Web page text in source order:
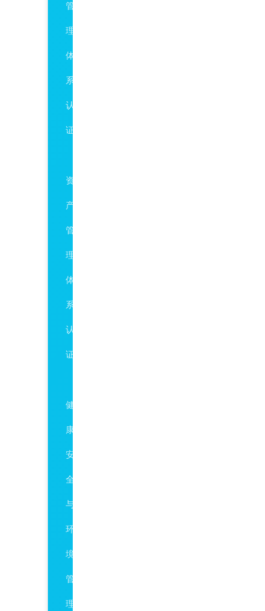
管
理
体
系
认
证
资
产
管
理
体
系
认
证
健
康、
安
全
与
环
境
管
理